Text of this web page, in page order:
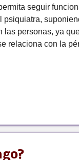
seguir
las personas, ya
relaciona con la
acciones y
orgánica,
de